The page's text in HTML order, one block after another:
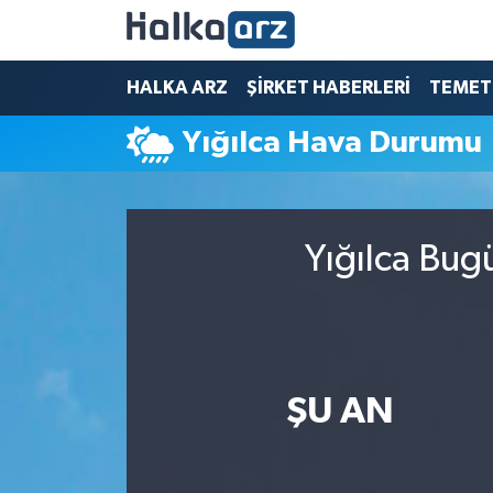
HALKA ARZ ŞİRKET HABERLERİ
Yığılca Hava Durumu
Yığılca
ŞU AN
HALKA ARZ
SERMAYE ARTIRIMI